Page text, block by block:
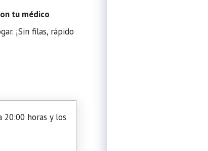
tu médico
¡Sin filas, rápido
20:00 horas y los